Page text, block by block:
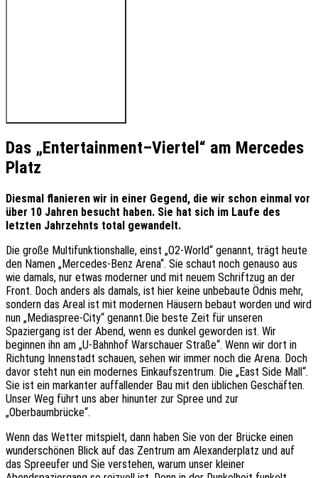
Das „Entertainment–Viertel“ am Mercedes
Platz
Diesmal flanieren wir in einer Gegend, die wir schon einmal vor
über 10 Jahren besucht haben. Sie hat sich im Laufe des
letzten Jahrzehnts total gewandelt.
Die große Multifunktionshalle, einst „O2-World“ genannt, trägt heute
den Namen „Mercedes-Benz Arena“. Sie schaut noch genauso aus
wie damals, nur etwas moderner und mit neuem Schriftzug an der
Front. Doch anders als damals, ist hier keine unbebaute Ödnis mehr,
sondern das Areal ist mit modernen Häusern bebaut worden und wird
nun „Mediaspree-City“ genannt.Die beste Zeit für unseren
Spaziergang ist der Abend, wenn es dunkel geworden ist. Wir
beginnen ihn am „U-Bahnhof Warschauer Straße“. Wenn wir dort in
Richtung Innenstadt schauen, sehen wir immer noch die Arena. Doch
davor steht nun ein modernes Einkaufszentrum. Die „East Side Mall“.
Sie ist ein markanter auffallender Bau mit den üblichen Geschäften.
Unser Weg führt uns aber hinunter zur Spree und zur
„Oberbaumbrücke“.
Wenn das Wetter mitspielt, dann haben Sie von der Brücke einen
wunderschönen Blick auf das Zentrum am Alexanderplatz und auf
das Spreeufer und Sie verstehen, warum unser kleiner